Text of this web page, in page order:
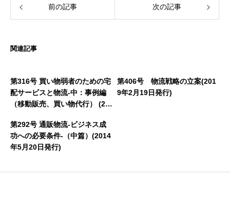
前の記事 次の記事
関連記事
第316号 買い物弱者のための宅
配サービスと物流-中：事例編
（移動販売、買い物代行） (20
第406号 物流戦略の立案(201
9年2月19日発行)
第292号 通販物流-ビジネス成
功への必要条件-（中篇）(2014
年5月20日発行)